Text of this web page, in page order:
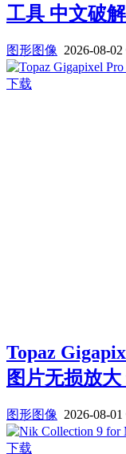
工具 中文破
图形图像 2026-08-02
Topaz
图片无损放
图形图像 2026-08-01